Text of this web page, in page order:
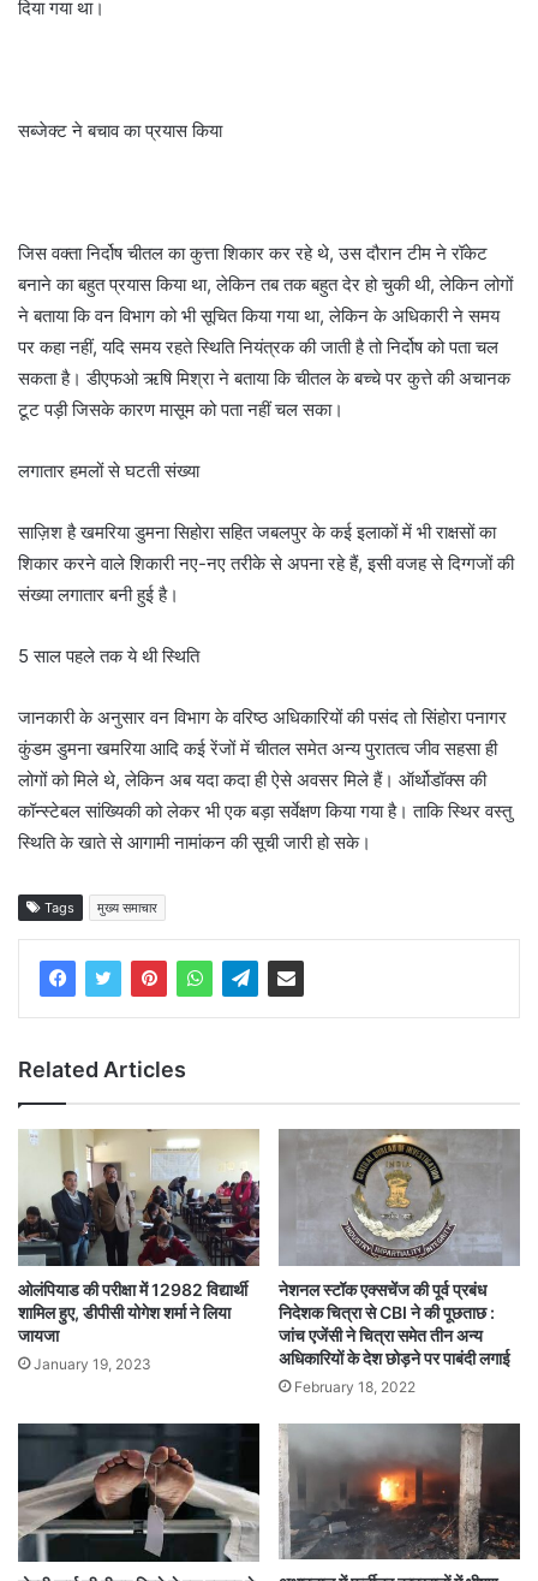
दिया गया था।
सब्जेक्ट ने बचाव का प्रयास किया
जिस वक्ता निर्दोष चीतल का कुत्ता शिकार कर रहे थे, उस दौरान टीम ने रॉकेट
बनाने का बहुत प्रयास किया था, लेकिन तब तक बहुत देर हो चुकी थी, लेकिन लोगों
ने बताया कि वन विभाग को भी सूचित किया गया था, लेकिन के अधिकारी ने समय
पर कहा नहीं, यदि समय रहते स्थिति नियंत्रक की जाती है तो निर्दोष को पता चल
सकता है।डीएफओ ऋषि मिश्रा ने बताया कि चीतल के बच्चे पर कुत्ते की अचानक
टूट पड़ी जिसके कारण मासूम को पता नहीं चल सका।
लगातार हमलों से घटती संख्या
साज़िश है खमरिया डुमना सिहोरा सहित जबलपुर के कई इलाकों में भी राक्षसों का
शिकार करने वाले शिकारी नए-नए तरीके से अपना रहे हैं, इसी वजह से दिग्गजों की
संख्या लगातार बनी हुई है।
5 साल पहले तक ये थी स्थिति
जानकारी के अनुसार वन विभाग के वरिष्ठ अधिकारियों की पसंद तो सिंहोरा पनागर
कुंडम डुमना खमरिया आदि कई रेंजों में चीतल समेत अन्य पुरातत्व जीव सहसा ही
लोगों को मिले थे, लेकिन अब यदा कदा ही ऐसे अवसर मिले हैं। ऑर्थोडॉक्स की
कॉन्स्टेबल सांख्यिकी को लेकर भी एक बड़ा सर्वेक्षण किया गया है।ताकि स्थिर वस्तु
स्थिति के खाते से आगामी नामांकन की सूची जारी हो सके।
Tags मुख्य समाचार
Related Articles
ओलंपियाड की परीक्षा में 12982 विद्यार्थी
शामिल हुए, डीपीसी योगेश शर्मा ने लिया
जायजा
January 19, 2023
नेशनल स्टॉक एक्सचेंज की पूर्व प्रबंध
निदेशक चित्रा से CBI ने की पूछताछ :
जांच एजेंसी ने चित्रा समेत तीन अन्य
अधिकारियों के देश छोड़ने पर पाबंदी लगाई
February 18, 2022